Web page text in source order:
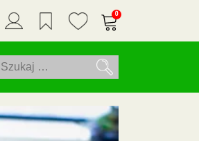
0
Szukaj: